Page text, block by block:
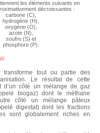
les éléments suivants en
décroissantes :
carbone (C),
hydrogène (H),
oxygène (O),
azote (N),
soufre (S) et
phosphore (P).
transforme tout ou partie des
Le résultat de cette
d’un côté un mélange de gaz
biogaz) dont le méthane
côté un mélange pâteux
digestat) dont les fractions
sont globalement riches en